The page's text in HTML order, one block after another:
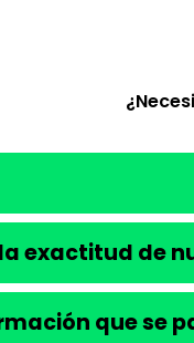
exactitud de
que se